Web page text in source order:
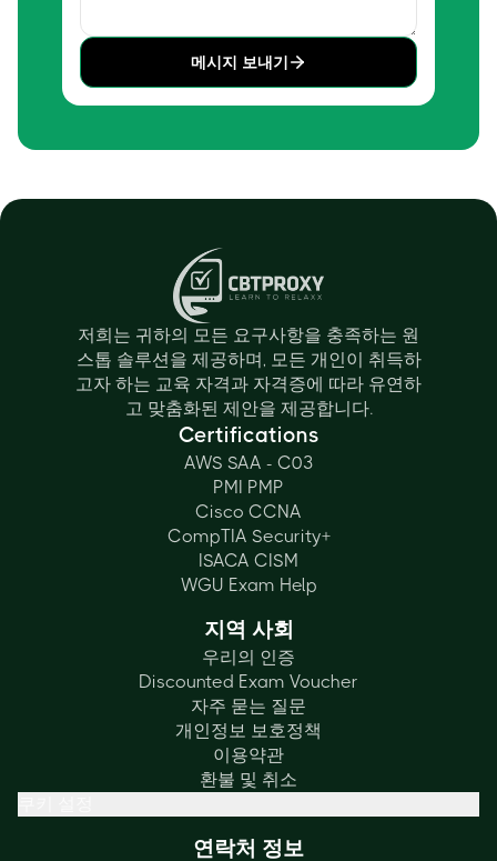
메시지 보내기
저희는 귀하의 모든 요구사항을 충족하는 원
스톱 솔루션을 제공하며, 모든 개인이 취득하
고자 하는 교육 자격과 자격증에 따라 유연하
고 맞춤화된 제안을 제공합니다.
Certifications
AWS SAA - C03
PMI PMP
Cisco CCNA
CompTIA Security+
ISACA CISM
WGU Exam Help
지역 사회
우리의 인증
Discounted Exam Voucher
자주 묻는 질문
개인정보 보호정책
이용약관
환불 및 취소
연락처 정보